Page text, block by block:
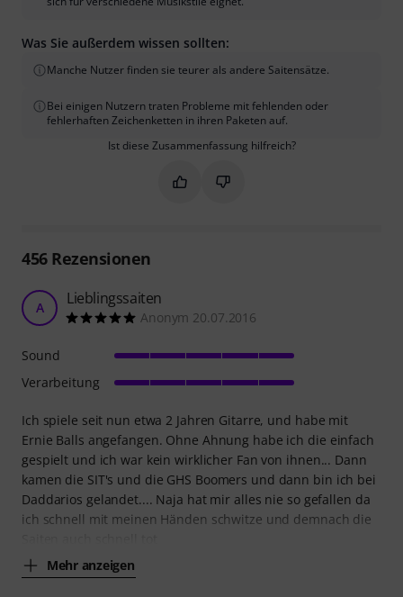
Was Sie außerdem wissen sollten:
Manche Nutzer finden sie teurer als andere Saitensätze.
Bei einigen Nutzern traten Probleme mit fehlenden oder
fehlerhaften Zeichenketten in ihren Paketen auf.
Ist diese Zusammenfassung hilfreich?
Markieren Sie diese
Markieren Sie diese
456Rezensionen
A Lieblingssaiten
Anonym 20.07.2016
Ich spiele seit nun etwa 2 Jahren Gitarre, und habe mit
Ernie Balls angefangen. Ohne Ahnung habe ich die einfach
gespielt und ich war kein wirklicher Fan von ihnen... Dann
kamen die SIT's und die GHS Boomers und dann bin ich bei
Daddarios gelandet.... Naja hat mir alles nie so gefallen da
ich schnell mit meinen Händen schwitze und demnach die
Mehr anzeigen
Sound
Verarbeitung